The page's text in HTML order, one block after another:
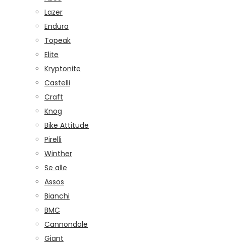
Lazer
Endura
Topeak
Elite
Kryptonite
Castelli
Craft
Knog
Bike Attitude
Pirelli
Winther
Se alle
Assos
Bianchi
BMC
Cannondale
Giant